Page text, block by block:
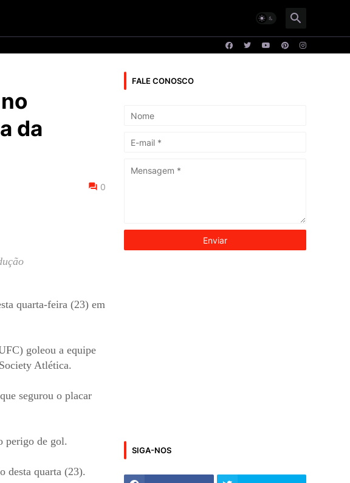
da
0
quarta-feira (23) em
goleou a equipe
Atlética.
segurou o placar
perigo de gol.
desta quarta (23).
FALE CONOSCO
SIGA-NOS